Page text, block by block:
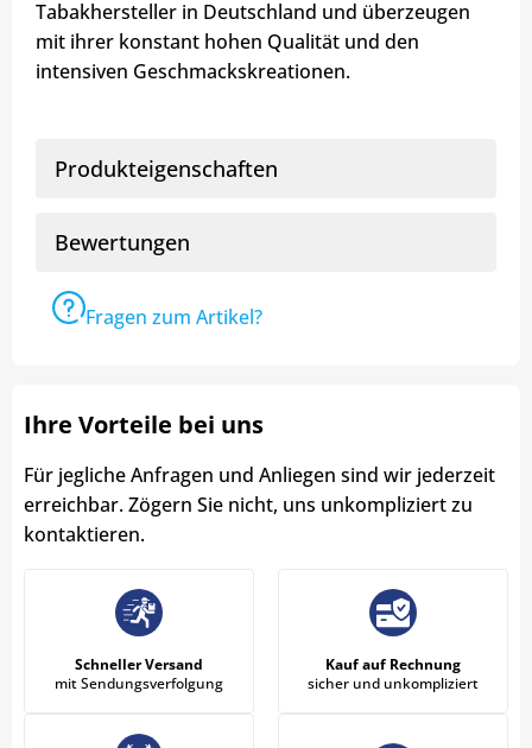
Tabakhersteller in Deutschland und überzeugen
mit ihrer konstant hohen Qualität und den
intensiven Geschmackskreationen.
Produkteigenschaften
Bewertungen
Fragen zum Artikel?
Ihre Vorteile bei uns
Für jegliche Anfragen und Anliegen sind wir jederzeit
erreichbar. Zögern Sie nicht, uns unkompliziert zu
kontaktieren.
Schneller Versand
mit Sendungsverfolgung
Kauf auf Rechnung
sicher und unkompliziert